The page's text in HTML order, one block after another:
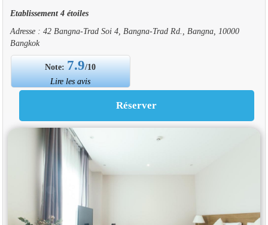
Etablissement 4 étoiles
Adresse : 42 Bangna-Trad Soi 4, Bangna-Trad Rd., Bangna, 10000
Bangkok
Note: 7.9/10
Lire les avis